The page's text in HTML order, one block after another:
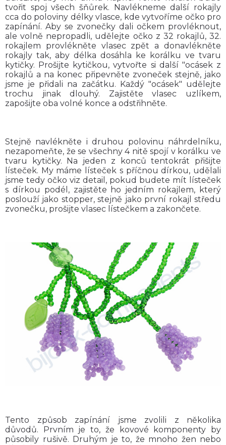
tvořit spoj všech šňůrek. Navlékneme další rokajly
cca do poloviny délky vlasce, kde vytvoříme očko pro
zapínání. Aby se zvonečky dali očkem provléknout,
ale volně nepropadli, udělejte očko z 32 rokajlů, 32.
rokajlem provlékněte vlasec zpět a donavlékněte
rokajly tak, aby délka dosáhla ke korálku ve tvaru
kytičky. Prošijte kytičkou, vytvořte si další "ocásek z
rokajlů a na konec připevněte zvoneček stejně, jako
jsme je přidali na začátku. Každý "ocásek" udělejte
trochu jinak dlouhý. Zajistěte vlasec uzlíkem,
zapošijte oba volné konce a odstřihněte.
Stejně navlékněte i druhou polovinu náhrdelníku,
nezapomeňte, že se všechny 4 nitě spojí v korálku ve
tvaru kytičky. Na jeden z konců tentokrát přišijte
lísteček. My máme lísteček s příčnou dírkou, udělali
jsme tedy očko viz detail, pokud budete mít lísteček
s dírkou podél, zajistěte ho jedním rokajlem, který
poslouží jako stopper, stejně jako první rokajl středu
zvonečku, prošijte vlasec lístečkem a zakončete.
Tento způsob zapínání jsme zvolili z několika
důvodů. Prvním je to, že kovové komponenty by
působily rušivě. Druhým je to, že mnoho žen nebo